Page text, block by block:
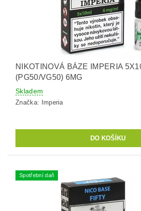
NIKOTINOVÁ BÁZE IMPERIA
(PG50/VG50) 6MG
Skladem
Značka: Imperia
Spotřební daň